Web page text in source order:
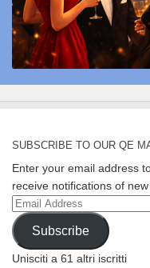
SUBSCRIBE TO OUR QE
Enter your email address
receive notifications of
Email
Address
Subscribe
Unisciti a 61 altri iscritti